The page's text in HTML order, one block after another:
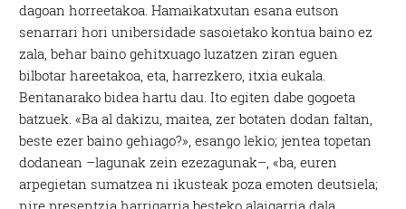
dagoan horreetakoa. Hamaikatxutan esana eutson
senarrari hori unibersidade sasoietako kontua baino ez
zala, behar baino gehitxuago luzatzen ziran eguen
bilbotar hareetakoa, eta, harrezkero, itxia eukala.
Bentanarako bidea hartu dau. Ito egiten dabe gogoeta
batzuek. «Ba al dakizu, maitea, zer botaten dodan faltan,
beste ezer baino gehiago?», esango lekio; jentea topetan
dodanean –lagunak zein ezezagunak–, «ba, euren
arpegietan sumatzea ni ikusteak poza emoten deutsiela;
nire presentzia harrigarria besteko alaigarria dala